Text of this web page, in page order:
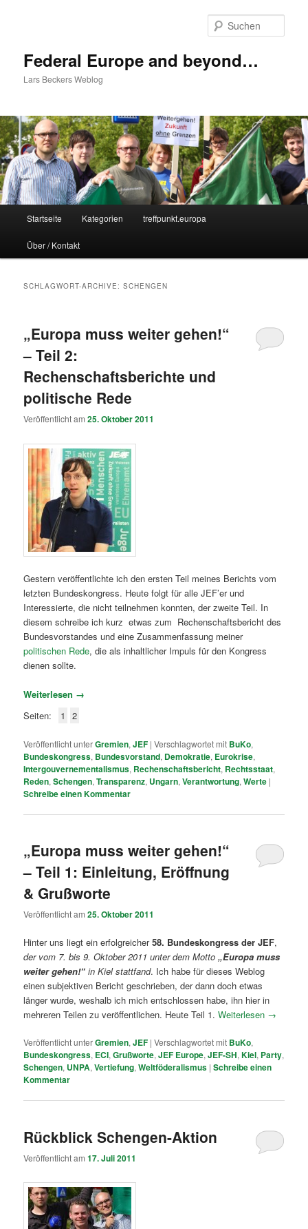
Federal Europe and beyond…
Lars Beckers Weblog
Startseite Kategorien treffpunkt.europa
Über / Kontakt
SCHLAGWORT-ARCHIVE:SCHENGEN
„Europa muss weiter gehen!“
– Teil 2:
Rechenschaftsberichte und
politische Rede
Veröffentlicht am25. Oktober 2011
Gestern veröffentlichte ich den ersten Teil meines Berichts vom
letzten Bundeskongress. Heute folgt für alle JEF’er und
Interessierte, die nicht teilnehmen konnten, der zweite Teil. In
diesem schreibe ich kurz etwas zum Rechenschaftsbericht des
Bundesvorstandes und eine Zusammenfassung meiner
politischen Rede, die als inhaltlicher Impuls für den Kongress
dienen sollte.
Weiterlesen →
Seiten:
1 2
Veröffentlicht unterGremien,JEF |Verschlagwortet mit BuKo,
Bundeskongress, Bundesvorstand, Demokratie, Eurokrise,
Intergouvernementalismus, Rechenschaftsbericht, Rechtsstaat,
Reden,Schengen,Transparenz, Ungarn,Verantwortung,Werte |
Schreibe einen Kommentar
„Europa muss weiter gehen!“
– Teil 1: Einleitung, Eröffnung
& Grußworte
Veröffentlicht am25. Oktober 2011
Hinter uns liegt ein erfolgreicher58. Bundeskongress der JEF,
der vom 7. bis 9. Oktober 2011 unter dem Motto„Europa muss
weiter gehen!“ in Kiel stattfand. Ich habe für dieses Weblog
einen subjektiven Bericht geschrieben, der dann doch etwas
länger wurde, weshalb ich mich entschlossen habe, ihn hier in
mehreren Teilen zu veröffentlichen. Heute Teil 1.Weiterlesen →
Veröffentlicht unterGremien,JEF |Verschlagwortet mit BuKo,
Bundeskongress, ECI,Grußworte,JEF Europe,JEF-SH,Kiel, Party,
Schengen, UNPA,Vertiefung,Weltföderalismus |Schreibe einen
Kommentar
Rückblick Schengen-Aktion
Veröffentlicht am17. Juli 2011